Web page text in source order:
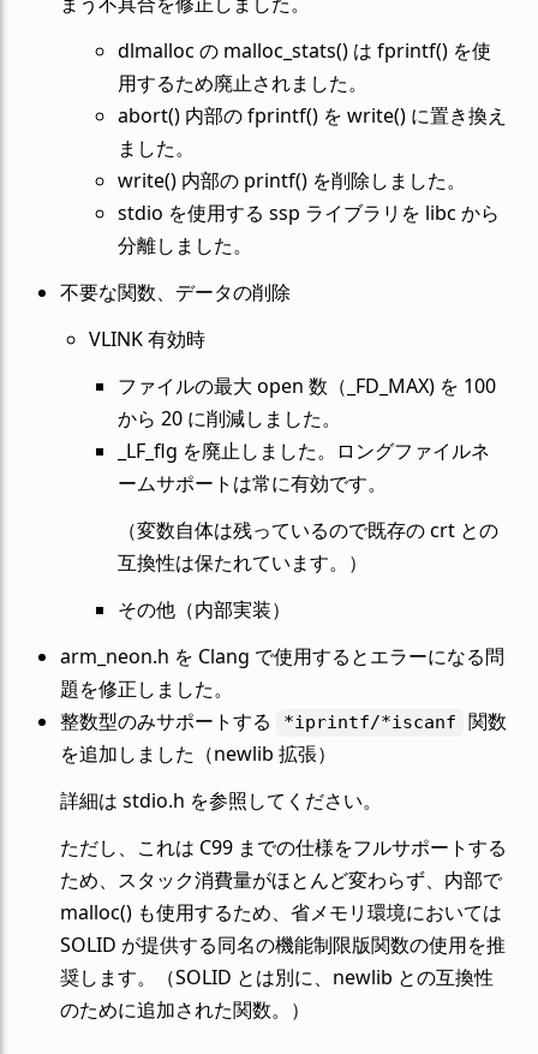
dlmalloc の malloc_stats() は fprintf() を使
用するため廃止されました。
abort() 内部の fprintf() を write() に置き換え
ました。
write() 内部の printf() を削除しました。
stdio を使用する ssp ライブラリを libc から
分離しました。
不要な関数、データの削除
VLINK 有効時
ファイルの最大 open 数（_FD_MAX) を 100
から 20 に削減しました。
_LF_flg を廃止しました。ロングファイルネ
ームサポートは常に有効です。
（変数自体は残っているので既存の crt との
互換性は保たれています。）
その他（内部実装）
arm_neon.h を Clang で使用するとエラーになる問
題を修正しました。
整数型のみサポートする
*iprintf/*iscanf
関数
を追加しました（newlib 拡張）
詳細は stdio.h を参照してください。
ただし、これは C99 までの仕様をフルサポートする
ため、スタック消費量がほとんど変わらず、内部で
malloc() も使用するため、省メモリ環境においては
SOLID が提供する同名の機能制限版関数の使用を推
奨します。（SOLID とは別に、newlib との互換性
のために追加された関数。）